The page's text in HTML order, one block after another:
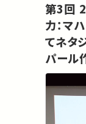
なたの
第3回 2人のインド独立の闘士との日印協
力：マ
てネタ
パール